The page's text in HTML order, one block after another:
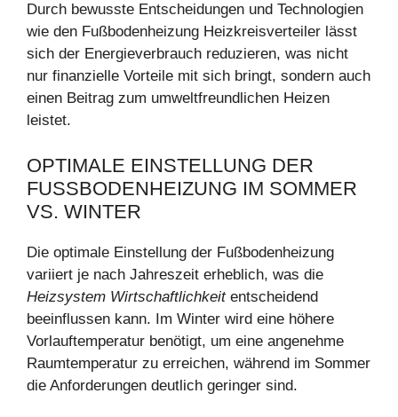
Durch bewusste Entscheidungen und Technologien
wie den Fußbodenheizung Heizkreisverteiler lässt
sich der Energieverbrauch reduzieren, was nicht
nur finanzielle Vorteile mit sich bringt, sondern auch
einen Beitrag zum umweltfreundlichen Heizen
leistet.
OPTIMALE EINSTELLUNG DER
FUSSBODENHEIZUNG IM SOMMER V
S. WINTER
Die optimale Einstellung der Fußbodenheizung
variiert je nach Jahreszeit erheblich, was die
Heizsystem Wirtschaftlichkeitentscheidend
beeinflussen kann. Im Winter wird eine höhere
Vorlauftemperatur benötigt, um eine angenehme
Raumtemperatur zu erreichen, während im Sommer
die Anforderungen deutlich geringer sind.